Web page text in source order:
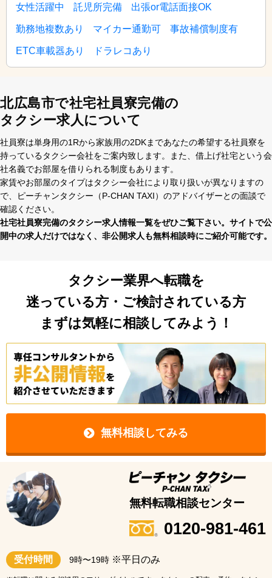
女性活躍中 託児所完備 出張or電話面接OK
勤務地複数あり マイカー通勤可 事故補償制度有
ETC車載器あり ドラレコあり
北広島市で社宅社員寮完備の
タクシー求人について
社員寮は単⾝⽤の1Rから家族⽤の2DKまであなたの希望する社員寮を
持っているタクシー会社をご案内致します。また、借上げ社宅という会
社名義でお部屋を借りられる制度もあります。
家賃やお部屋のタイプはタクシー会社により取り扱いが異なりますの
で、ピーチャンタクシー（P-CHAN TAXI）のアドバイザーとの⾯談で
確認ください。
社宅社員寮完備のタクシー求⼈情報⼀覧をぜひご覧下さい。サイトで公
開中の求⼈だけではなく、⾮公開求⼈も無料相談時にご紹介可能です。
タクシー業界へ転職を
迷っている方・ご検討されている方
まずは気軽に相談してみよう！
無料相談してみる
無料転職相談センター
0120-981-461
受付時間 9時〜19時 ※平日のみ